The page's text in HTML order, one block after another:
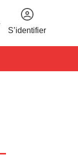
S’identifier